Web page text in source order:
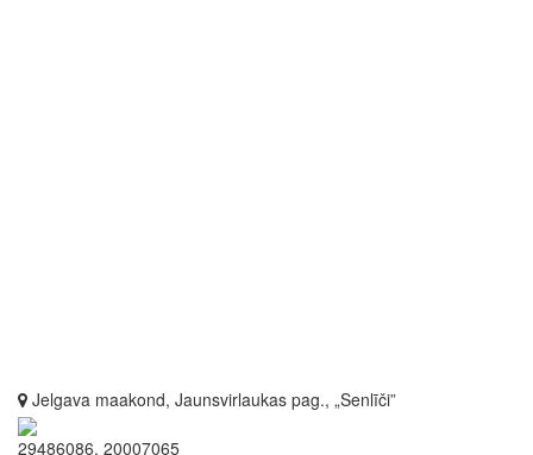
Jelgava maakond, Jaunsvirlaukas pag., „Senlīči”
29486086, 20007065